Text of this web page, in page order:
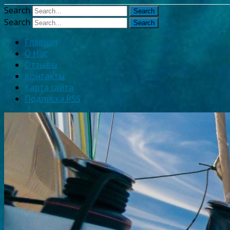
Search
Search
Главная
О Нас
Отзывы
Контакты
Карта сайта
Подписка RSS
Узнать больше. Хорошо,